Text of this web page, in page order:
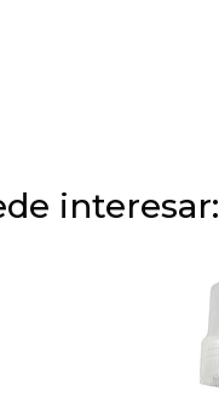
interesar: